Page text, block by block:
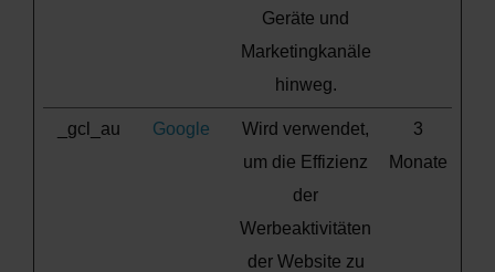
Geräte und
Marketingkanäle
hinweg.
_gcl_au Google
Wird verwendet,
um die Effizienz
der
Werbeaktivitäten
der Website zu
3
Monate